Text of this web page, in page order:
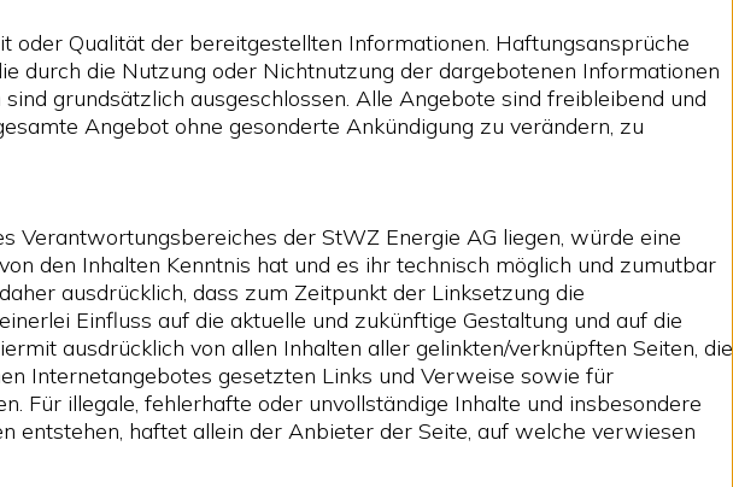
Qualität der bereitgestellten Informationen. Haftungsansprüche
durch die Nutzung oder Nichtnutzung der dargebotenen Informationen
grundsätzlich ausgeschlossen. Alle Angebote sind freibleibend und
Angebot ohne gesonderte Ankündigung zu verändern, zu
Verantwortungsbereiches der StWZ Energie AG liegen, würde eine
den Inhalten Kenntnis hat und es ihr technisch möglich und zumutbar
ausdrücklich, dass zum Zeitpunkt der Linksetzung die
Einfluss auf die aktuelle und zukünftige Gestaltung und auf die
ausdrücklich von allen Inhalten aller gelinkten/verknüpften Seiten, die
Internetangebotes gesetzten Links und Verweise sowie für
Für illegale, fehlerhafte oder unvollständige Inhalte und insbesondere
entstehen, haftet allein der Anbieter der Seite, auf welche verwiesen